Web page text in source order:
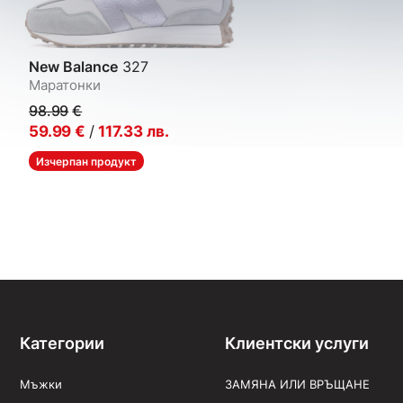
New Balance 327
Маратонки
98.99 €
59.99 € / 117.33 лв.
Изчерпан продукт
Категории
Мъжки
Клиентски услуги
ЗАМЯНА ИЛИ ВРЪЩАНЕ